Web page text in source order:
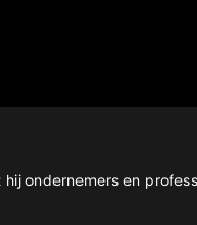
ondernemers en